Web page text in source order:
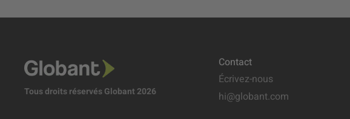
Tous droits réservés Globant 2026
Contact
Écrivez-nous
hi@globant.com